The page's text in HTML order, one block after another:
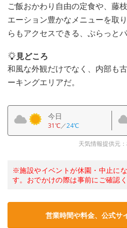
ご飯おかわり自由の定食や、藤
エーション豊かなメニューを取
らもアクセスできる、ぷらっと
見どころ
和風な外観だけでなく、内部も
ーキングエリアだ。
今日
31℃／24℃
天気情報提供元
※施設やイベントが休園・中止に
す。おでかけの際は事前にご確認く
営業時間や料金、公式サ